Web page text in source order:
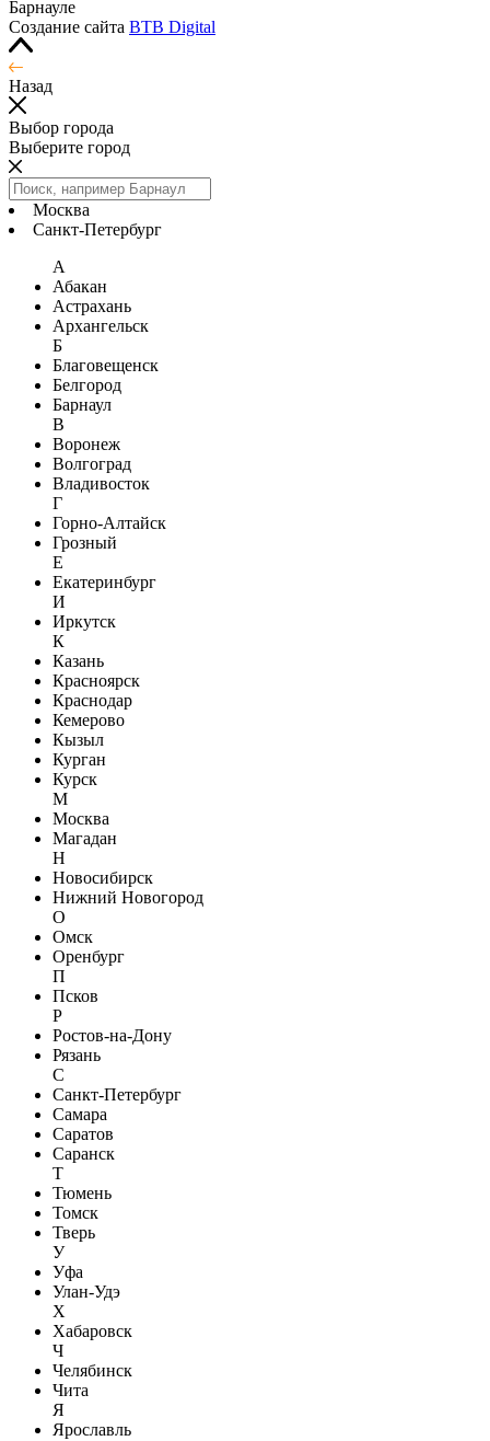
Барнауле
Создание сайта BTB Digital
Назад
Выбор города
Выберите город
Москва
Санкт-Петербург
А
Абакан
Астрахань
Архангельск
Б
Благовещенск
Белгород
Барнаул
В
Воронеж
Волгоград
Владивосток
Г
Горно-Алтайск
Грозный
Е
Екатеринбург
И
Иркутск
К
Казань
Красноярск
Краснодар
Кемерово
Кызыл
Курган
Курск
М
Москва
Магадан
Н
Новосибирск
Нижний Новогород
О
Омск
Оренбург
П
Псков
Р
Ростов-на-Дону
Рязань
С
Санкт-Петербург
Самара
Саратов
Саранск
Т
Тюмень
Томск
Тверь
У
Уфа
Улан-Удэ
Х
Хабаровск
Ч
Челябинск
Чита
Я
Ярославль